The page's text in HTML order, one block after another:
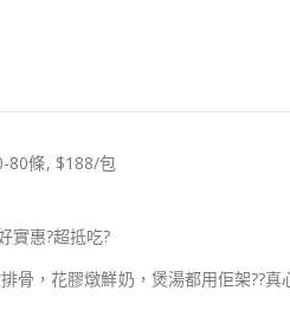
80條, $188/包
實惠?超抵吃?
骨，花膠燉鮮奶，煲湯都用佢架??真